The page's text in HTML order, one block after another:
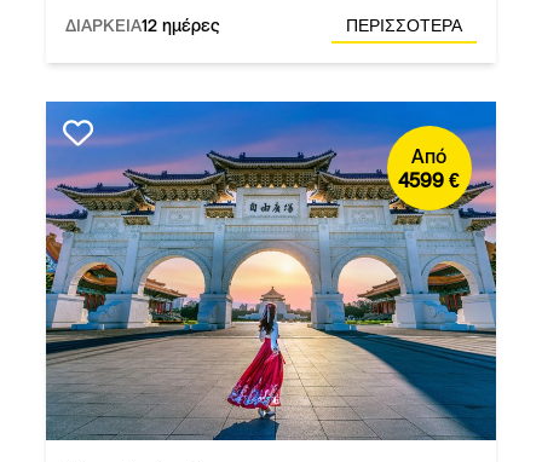
ΔΙΑΡΚΕΙΑ12 ημέρες ΠΕΡΙΣΣΟΤΕΡΑ
Από
4599 €